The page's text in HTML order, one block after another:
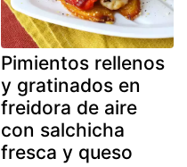
Pimientos rellenos
y gratinados en
freidora de aire
con salchicha
fresca y queso